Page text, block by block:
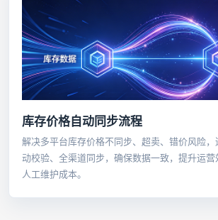
库存价格自动同步流程
解决多平台库存价格不同步、超卖、错价风险，
动校验、全渠道同步，确保数据一致，提升运
人工维护成本。